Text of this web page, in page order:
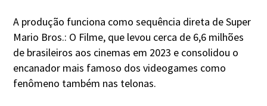
A produção funciona como sequência direta de Super
Mario Bros.: O Filme, que levou cerca de 6,6 milhões
de brasileiros aos cinemas em 2023 e consolidou o
encanador mais famoso dos videogames como
fenômeno também nas telonas.